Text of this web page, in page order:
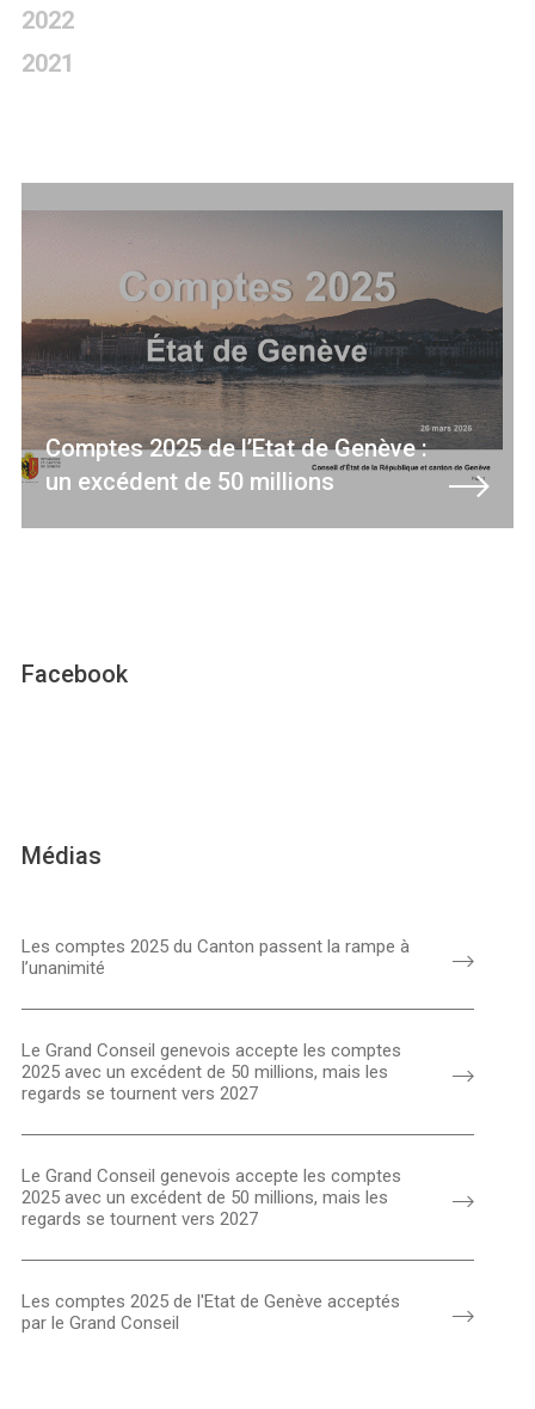
2022
2021
Comptes 2025 de l’Etat de Genève :
un excédent de 50 millions
Facebook
Médias
Les comptes 2025 du Canton passent la rampe à
l’unanimité
Le Grand Conseil genevois accepte les comptes
2025 avec un excédent de 50 millions, mais les
regards se tournent vers 2027
Le Grand Conseil genevois accepte les comptes
2025 avec un excédent de 50 millions, mais les
regards se tournent vers 2027
Les comptes 2025 de l'Etat de Genève acceptés
par le Grand Conseil